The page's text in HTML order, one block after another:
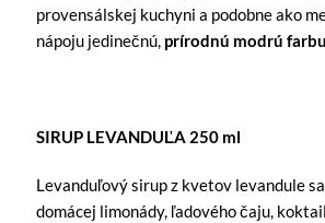
provensálskej kuchyni a podobne ako
nápoju jedinečnú, prírodnú modrú farbu
SIRUP LEVANDUĽA 250 ml
Levanduľový sirup z kvetov levandule
domácej limonády, ľadového čaju,